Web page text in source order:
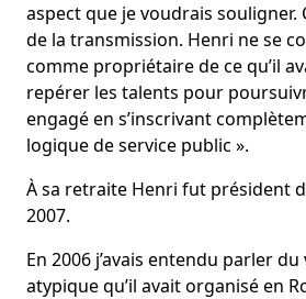
aspect que je voudrais souligner.
de la transmission. Henri ne se
comme propriétaire de ce qu’il
repérer les talents pour
engagé en s’inscrivant
logique de service public ».
À sa retraite Henri fut président
2007.
En 2006 j’avais entendu parler
atypique qu’il avait organisé en